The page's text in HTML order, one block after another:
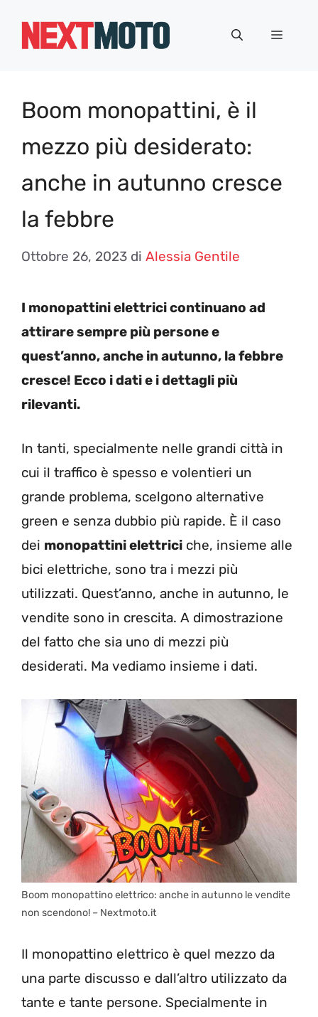
Menu
Boom monopattini, è il
mezzo più desiderato:
anche in autunno cresce
la febbre
Ottobre 26, 2023 di Alessia Gentile
I monopattini elettrici continuano ad
attirare sempre più persone e
quest’anno, anche in autunno, la febbre
cresce! Ecco i dati e i dettagli più
rilevanti.
In tanti, specialmente nelle grandi città in
cui il traffico è spesso e volentieri un
grande problema, scelgono alternative
green e senza dubbio più rapide. È il caso
dei monopattini elettrici che, insieme alle
bici elettriche, sono tra i mezzi più
utilizzati. Quest’anno, anche in autunno, le
vendite sono in crescita. A dimostrazione
del fatto che sia uno di mezzi più
desiderati. Ma vediamo insieme i dati.
Boom monopattino elettrico: anche in autunno le vendite
non scendono! – Nextmoto.it
Il monopattino elettrico è quel mezzo da
una parte discusso e dall’altro utilizzato da
tante e tante persone. Specialmente in